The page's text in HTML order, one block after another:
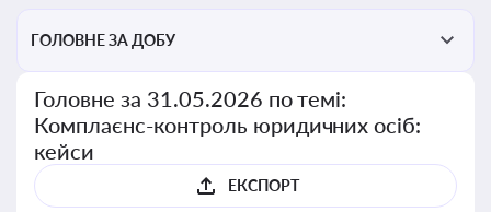
ГОЛОВНЕ ЗА ДОБУ
Головне за 31.05.2026 по темі:
Комплаєнс-контроль юридичних осіб:
кейси
ЕКСПОРТ